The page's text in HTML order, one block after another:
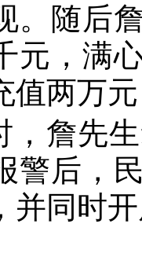
。随后
元，满
值两万
，詹先
警后，
并同时